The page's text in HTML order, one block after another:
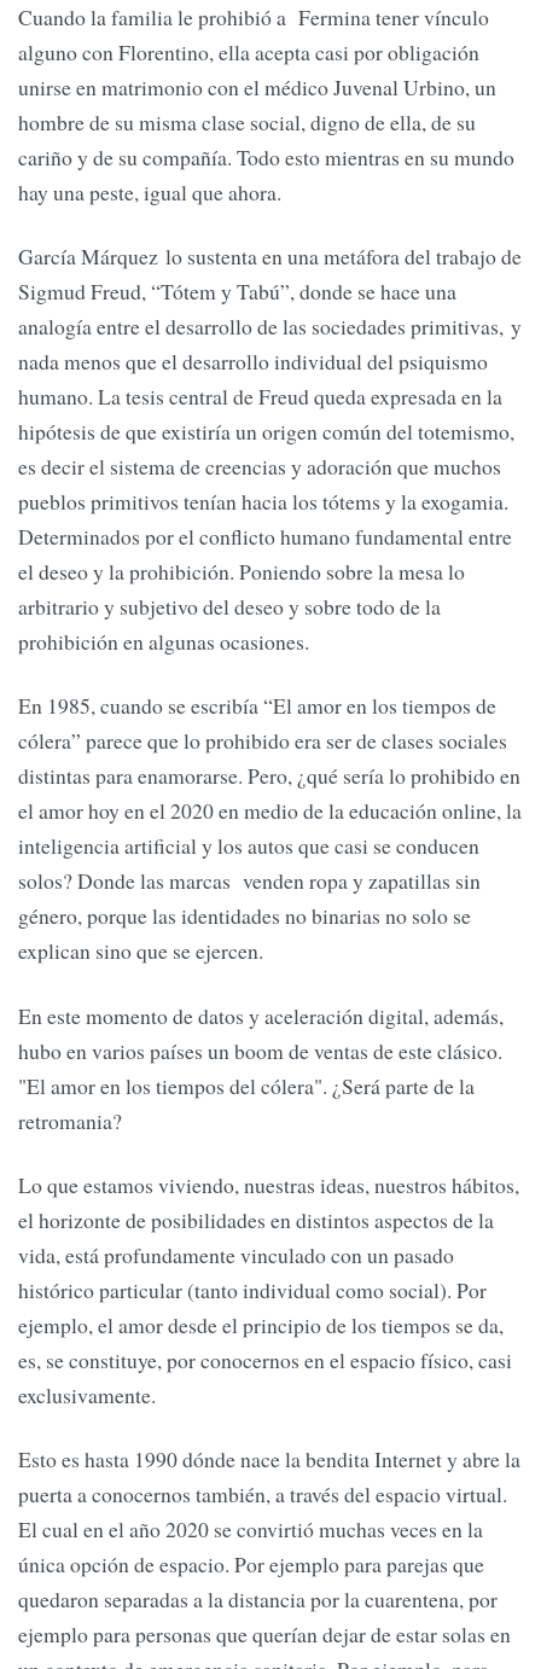
Cuando la familia le prohibió a Fermina tener vínculo
alguno con Florentino, ella acepta casi por obligación
unirse en matrimonio con el médico Juvenal Urbino, un
hombre de su misma clase social, digno de ella, de su
cariño y de su compañía. Todo esto mientras en su mundo
hay una peste, igual que ahora.
García Márquez lo sustenta en una metáfora del trabajo de
Sigmud Freud, “Tótem y Tabú”, donde se hace una
analogía entre el desarrollo de las sociedades primitivas, y
nada menos que el desarrollo individual del psiquismo
humano. La tesis central de Freud queda expresada en la
hipótesis de que existiría un origen común del totemismo,
es decir el sistema de creencias y adoración que muchos
pueblos primitivos tenían hacia los tótems y la exogamia.
Determinados por el conflicto humano fundamental entre
el deseo y la prohibición. Poniendo sobre la mesa lo
arbitrario y subjetivo del deseo y sobre todo de la
prohibición en algunas ocasiones.
En 1985, cuando se escribía “El amor en los tiempos de
cólera” parece que lo prohibido era ser de clases sociales
distintas para enamorarse. Pero, ¿qué sería lo prohibido en
el amor hoy en el 2020 en medio de la educación online, la
inteligencia artificial y los autos que casi se conducen
solos? Donde las marcas venden ropa y zapatillas sin
género, porque las identidades no binarias no solo se
explican sino que se ejercen.
En este momento de datos y aceleración digital, además,
hubo en varios países un boom de ventas de este clásico.
"El amor en los tiempos del cólera". ¿Será parte de la
retromania?
Lo que estamos viviendo, nuestras ideas, nuestros hábitos,
el horizonte de posibilidades en distintos aspectos de la
vida, está profundamente vinculado con un pasado
histórico particular (tanto individual como social). Por
ejemplo, el amor desde el principio de los tiempos se da,
es, se constituye, por conocernos en el espacio físico, casi
exclusivamente.
Esto es hasta 1990 dónde nace la bendita Internet y abre la
puerta a conocernos también, a través del espacio virtual.
El cual en el año 2020 se convirtió muchas veces en la
única opción de espacio. Por ejemplo para parejas que
quedaron separadas a la distancia por la cuarentena, por
ejemplo para personas que querían dejar de estar solas en